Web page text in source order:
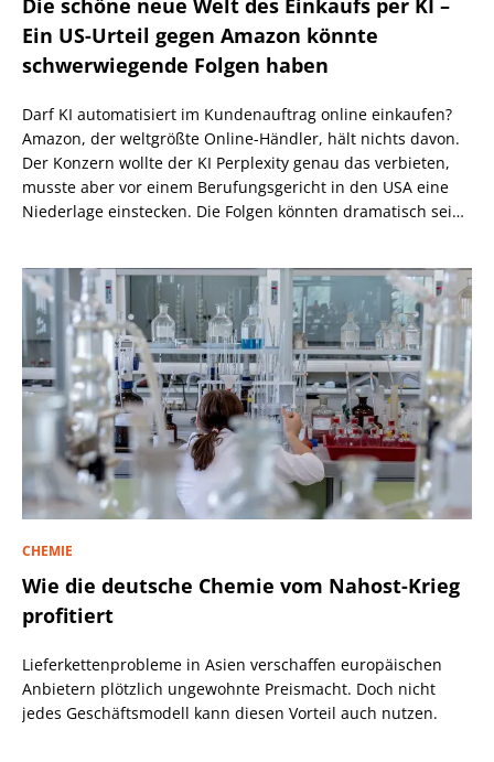
Ein US-Urteil gegen Amazon könnte
schwerwiegende Folgen haben
Darf KI automatisiert im Kundenauftrag online einkaufen?
Amazon, der weltgrößte Online-Händler, hält nichts davon.
Der Konzern wollte der KI Perplexity genau das verbieten,
musste aber vor einem Berufungsgericht in den USA eine
Niederlage einstecken. Die Folgen könnten dramatisch sein,
CHEMIE
Wie die deutsche Chemie vom Nahost-Krieg
profitiert
Lieferkettenprobleme in Asien verschaffen europäischen
Anbietern plötzlich ungewohnte Preismacht. Doch nicht
jedes Geschäftsmodell kann diesen Vorteil auch nutzen.